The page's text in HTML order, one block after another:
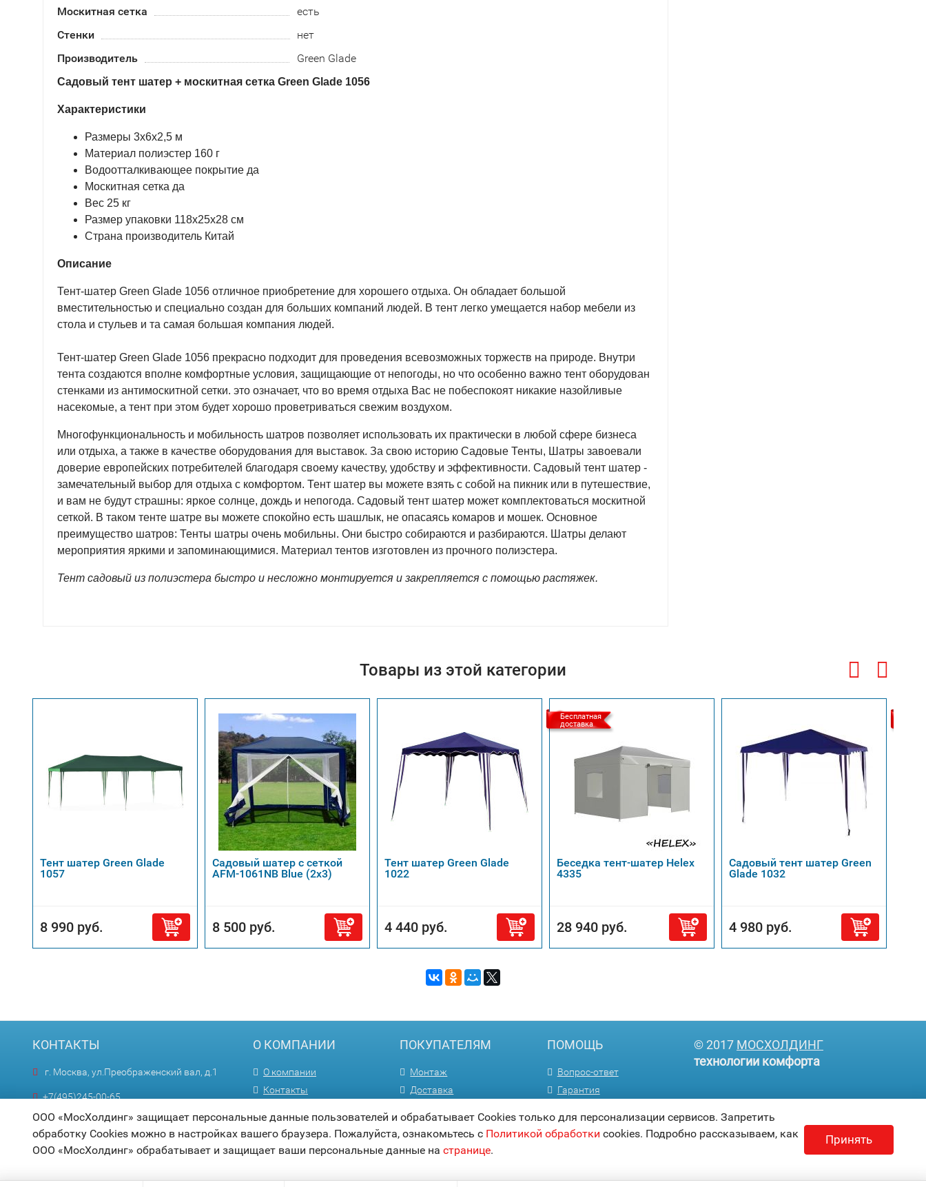
Москитная сетка
есть
Стенки
нет
Производитель
Green Glade
Садовый тент шатер + москитная сетка Green Glade 1056
Характеристики
Размеры 3х6х2,5 м
Материал полиэстер 160 г
Водоотталкивающее покрытие да
Москитная сетка да
Вес 25 кг
Размер упаковки 118х25х28 см
Страна производитель Китай
Описание
Тент-шатер Green Glade 1056 отличное приобретение для хорошего отдыха. Он обладает большой
вместительностью и специально создан для больших компаний людей. В тент легко умещается набор мебели из
стола и стульев и та самая большая компания людей.
Тент-шатер Green Glade 1056 прекрасно подходит для проведения всевозможных торжеств на природе. Внутри
тента создаются вполне комфортные условия, защищающие от непогоды, но что особенно важно тент оборудован
стенками из антимоскитной сетки. это означает, что во время отдыха Вас не побеспокоят никакие назойливые
насекомые, а тент при этом будет хорошо проветриваться свежим воздухом.
Многофункциональность и мобильность шатров позволяет использовать их практически в любой сфере бизнеса
или отдыха, а также в качестве оборудования для выставок. За свою историю Садовые Тенты, Шатры завоевали
доверие европейских потребителей благодаря своему качеству, удобству и эффективности. Садовый тент шатер -
замечательный выбор для отдыха с комфортом. Тент шатер вы можете взять с собой на пикник или в путешествие,
и вам не будут страшны: яркое солнце, дождь и непогода. Садовый тент шатер может комплектоваться москитной
сеткой. В таком тенте шатре вы можете спокойно есть шашлык, не опасаясь комаров и мошек. Основное
преимущество шатров: Тенты шатры очень мобильны. Они быстро собираются и разбираются. Шатры делают
мероприятия яркими и запоминающимися. Материал тентов изготовлен из прочного полиэстера.
Тент садовый из полиэстера быстро и несложно монтируется и закрепляется с помощью растяжек.
Товары из этой категории
Тент шатер Green Glade
1057
8 990 руб.
Садовый шатер с сеткой
AFM-1061NB Blue (2х3)
8 500 руб.
Тент шатер Green Glade
1022
4 440 руб.
Бесплатная
доставка
Беседка тент-шатер Helex
4335
28 940 руб.
Садовый тент шатер Green
Glade 1032
4 980 руб.
КОНТАКТЫ
г. Москва, ул.Преображенский вал, д.1
+7(495)245-00-65
Пн—Пт 9:00—18:00
info@mosholding.ru
О КОМПАНИИ
О компании
Контакты
ПОКУПАТЕЛЯМ
Монтаж
Доставка
Акции
ПОМОЩЬ
Вопрос-ответ
Гарантия
Карта сайта
© 2017 МОСХОЛДИНГ
технологии комфорта
ООО «МосХолдинг» защищает персональные данные пользователей и обрабатывает Cookies только для персонализации сервисов. Запретить
обработку Cookies можно в настройках вашего браузера. Пожалуйста, ознакомьтесь с Политикой обработки cookies. Подробно рассказываем, как
ООО «МосХолдинг» обрабатывает и защищает ваши персональные данные на странице.
Принять